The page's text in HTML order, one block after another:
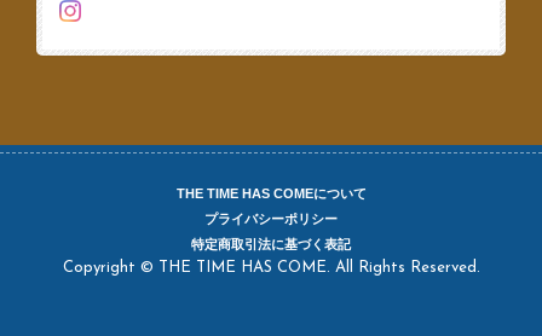
THE TIME HAS COMEについて
プライバシーポリシー
特定商取引法に基づく表記
Copyright © THE TIME HAS COME. All Rights Reserved.